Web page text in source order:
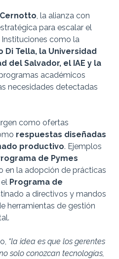
, la alianza con
para escalar el
como la
Di Tella, la Universidad
del Salvador, el IAE y la
académicos
necesidades detectadas
como ofertas
respuestas diseñadas
productivo. Ejemplos
de Pymes
en la adopción de prácticas
Programa de
a directivos y mandos
herramientas de gestión
“la idea es que los gerentes
solo conozcan tecnologías,